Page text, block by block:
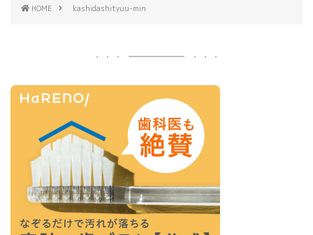
HOME kashidashityuu-min